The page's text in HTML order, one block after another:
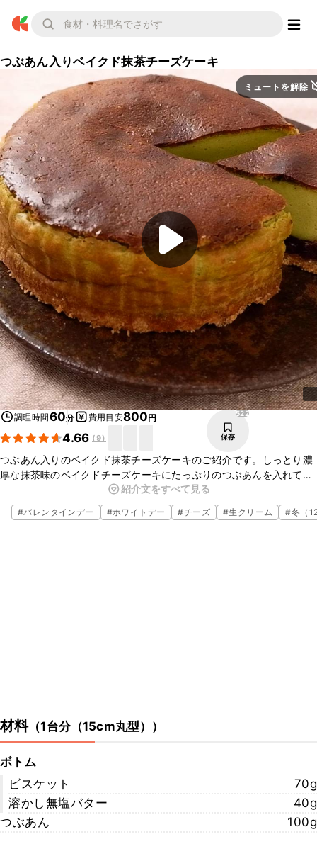
つぶあん入りベイクド抹茶チーズケーキ
ミュートを解除
調理時間60分 費用目安800円
4.66 (9)
522
保存
つぶあん入りのベイクド抹茶チーズケーキのご紹介です。しっとり濃
厚な抹茶味のベイクドチーズケーキにたっぷりのつぶあんを入れて焼
き上げました。ほろ苦さのある抹茶味に甘いつぶあんがとてもよく合
いますよ。ぜひお試しください。
紹介文をすべて見る
#バレンタインデー #ホワイトデー #チーズ #生クリーム #冬（
材料（1台分（15cm丸型） ）
ボトム
ビスケット
70g
溶かし無塩バター
40g
つぶあん
100g